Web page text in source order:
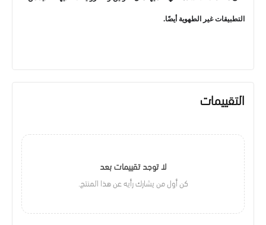
التطبيقات غير الطهوية أيضًا.
التقييمات
لا توجد تقييمات بعد
كن أول من يشارك رأيه عن هذا المنتج.